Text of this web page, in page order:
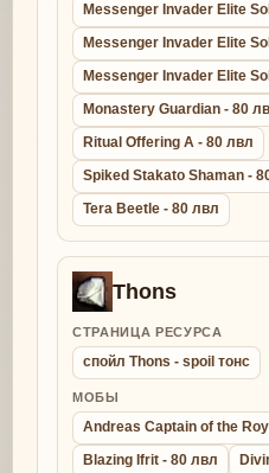
Messenger Invader Elite
Messenger Invader Elite
Messenger Invader Elite
Monastery Guardian - 80
Ritual Offering A - 80 лвл
Spiked Stakato Shaman -
Tera Beetle - 80 лвл
Thons
СТРАНИЦА РЕСУРСА
спойл Thons - spoil тонс
МОБЫ
Andreas Captain of the
Blazing Ifrit - 80 лвл